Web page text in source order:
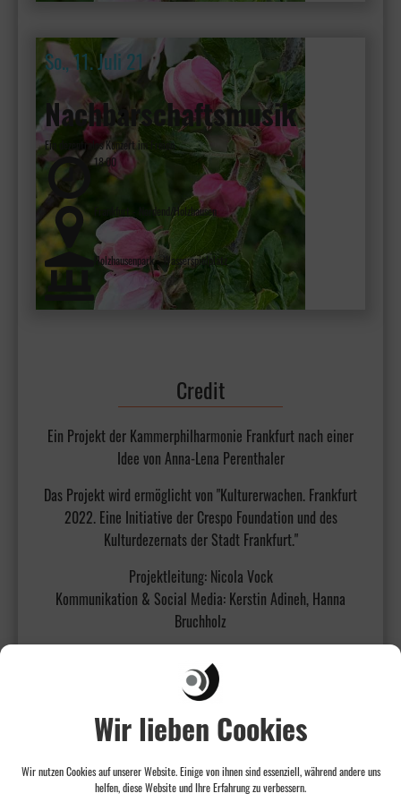
Wir lieben Cookies
Wir nutzen Cookies auf unserer Website. Einige von ihnen sind essenziell, während andere uns
helfen, diese Website und Ihre Erfahrung zu verbessern.
So., 11. Juli 21
Nachbarschaftsmusik
Ein dezentrales Konzert im Freien
18:00
Frankfurt - Nordend/Holzhausen
Holzhausenpark - Wasserspielplatz
Credit
Ein Projekt der Kammerphilharmonie Frankfurt nach einer
Idee von Anna-Lena Perenthaler
Das Projekt wird ermöglicht von "Kulturerwachen. Frankfurt
2022. Eine Initiative der Crespo Foundation und des
Kulturdezernats der Stadt Frankfurt."
Projektleitung: Nicola Vock
Kommunikation & Social Media: Kerstin Adineh, Hanna
Bruchholz